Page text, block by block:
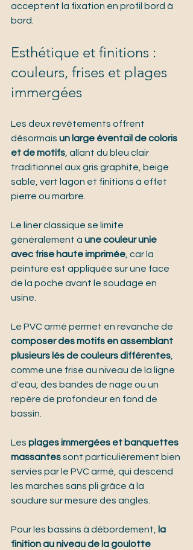
acceptent la fixation en profil bord à
bord.
Esthétique et finitions :
couleurs, frises et plages
immergées
Les deux revêtements offrent
désormais un large éventail de coloris
et de motifs, allant du bleu clair
traditionnel aux gris graphite, beige
sable, vert lagon et finitions à effet
pierre ou marbre.
Le liner classique se limite
généralement à une couleur unie
avec frise haute imprimée, car la
peinture est appliquée sur une face
de la poche avant le soudage en
usine.
Le PVC armé permet en revanche de
composer des motifs en assemblant
plusieurs lés de couleurs différentes,
comme une frise au niveau de la ligne
d'eau, des bandes de nage ou un
repère de profondeur en fond de
bassin.
Les plages immergées et banquettes
massantes sont particulièrement bien
servies par le PVC armé, qui descend
les marches sans pli grâce à la
soudure sur mesure des angles.
Pour les bassins à débordement, la
finition au niveau de la goulotte